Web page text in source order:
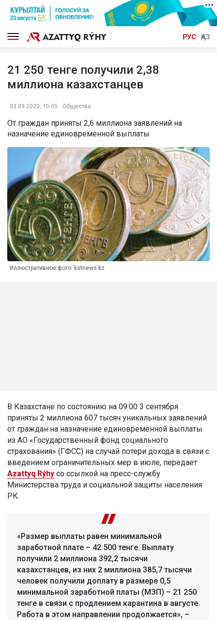
РУС ҚАЗ
21 250 тенге получили 2,38
миллиона казахстанцев
03.09.2020, 10:05 Общество
От граждан приняты 2,6 миллиона заявлений на
назначение единовременной выплаты
Иллюстративное фото: kstnews.kz
В Казахстане по состоянию на 09:00 3 сентября
приняты 2 миллиона 607 тысяч уникальных заявлений
от граждан на назначение единовременной выплаты
из АО «Государственный фонд социального
страхования» (ГФСС) на случай потери дохода в связи с
введением ограничительных мер в июле, передает
Azattyq Rýhy со ссылкой на пресс-службу
Министерства труда и социальной защиты населения
РК.
«Размер выплаты равен минимальной
заработной плате – 42 500 тенге. Выплату
получили 2 миллиона 392,2 тысячи
казахстанцев, из них 2 миллиона 385,7 тысячи
человек получили доплату в размере 0,5
минимальной заработной платы (МЗП) – 21 250
тенге в связи с продлением карантина в августе.
Работа в этом направлении продолжается», –